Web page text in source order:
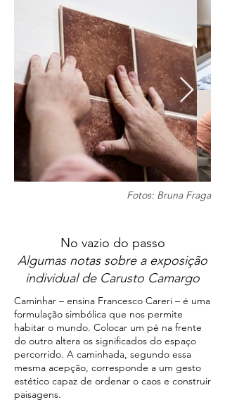
Fotos: Bruna Fraga
No vazio do passo
Algumas notas sobre a exposição
individual de Carusto Camargo
Caminhar – ensina Francesco Careri – é uma
formulação simbólica que nos permite
habitar o mundo. Colocar um pé na frente
do outro altera os significados do espaço
percorrido. A caminhada, segundo essa
mesma acepção, corresponde a um gesto
estético capaz de ordenar o caos e construir
paisagens.